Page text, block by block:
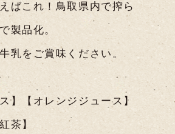
ばこれ！鳥取県内で搾ら
製品化。
乳をご賞味ください。
】【オレンジジュース】
茶】